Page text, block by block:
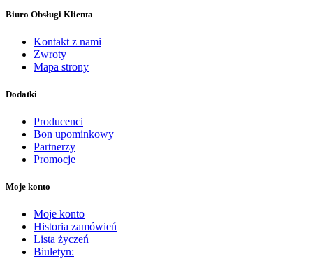
Biuro Obsługi Klienta
Kontakt z nami
Zwroty
Mapa strony
Dodatki
Producenci
Bon upominkowy
Partnerzy
Promocje
Moje konto
Moje konto
Historia zamówień
Lista życzeń
Biuletyn: